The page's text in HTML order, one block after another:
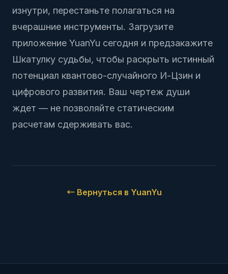
изнутри, перестаньте полагаться на
вчерашние инструменты. Загрузите
приложение YuanYu сегодня и предзакажите
Шкатулку судьбы, чтобы раскрыть истинный
потенциал квантово-случайного И-Цзин и
цифрового развития. Ваш чертеж души
ждет — не позволяйте статическим
расчетам сдерживать вас.
← Вернуться в YuanYu